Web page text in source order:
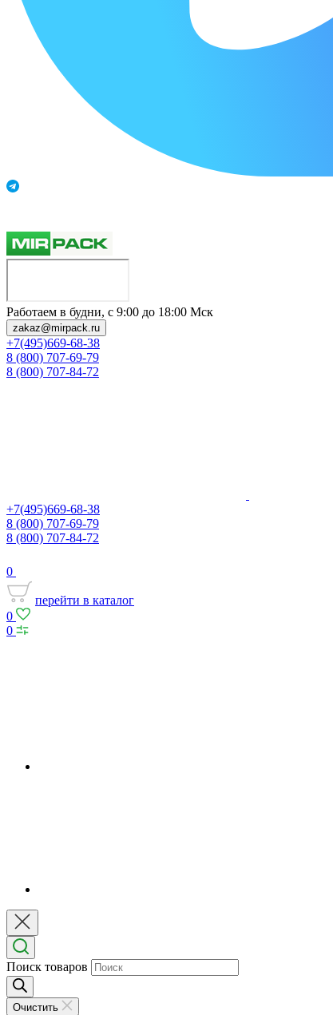
Работаем в будни, с 9:00 до 18:00 Мск
zakaz@mirpack.ru
+7(495)669-68-38
8 (800) 707-69-79
8 (800) 707-84-72
+7(495)669-68-38
8 (800) 707-69-79
8 (800) 707-84-72
0
перейти в каталог
0
0
Поиск товаров
Очистить